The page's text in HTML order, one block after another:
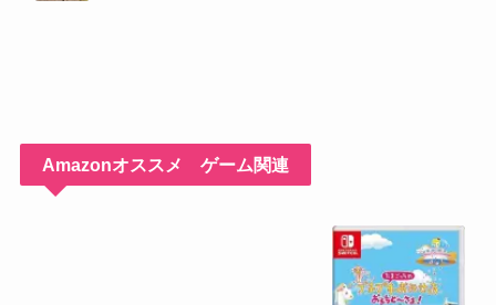
Amazonオススメ ゲーム関連